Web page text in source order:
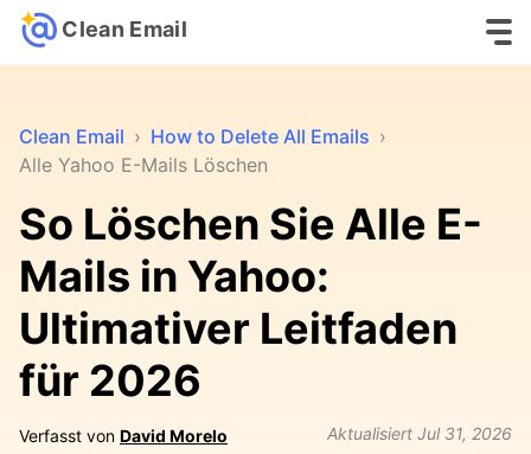
Clean Email
Clean Email › How to Delete All Emails ›
Alle Yahoo E-Mails Löschen
So Löschen Sie Alle E-
Mails in Yahoo:
Ultimativer Leitfaden
für 2026
Verfasst von David Morelo Aktualisiert Jul 31, 2026